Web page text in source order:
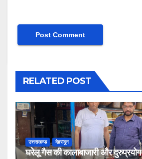
RELATED POST
उत्तराखण्ड देहरादून
घरेलू गैस की कालाबाजारी और